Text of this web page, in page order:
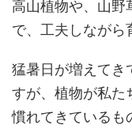
高山植物や、山野
で、工夫しながら
猛暑日が増えてき
すが、植物が私た
慣れてきているも